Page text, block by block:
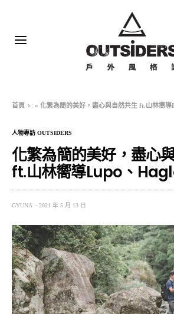
首頁 »化繁為簡的美好，盡心與自然共生 ft.山林嚮導
人物專訪 OUTSIDERS
化繁為簡的美好，盡心
ft.山林嚮導Lupo、
GYUNA 2021 年 5 月 13 日